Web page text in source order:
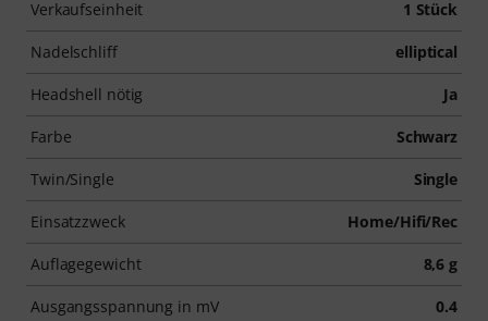
Verkaufseinheit 1 Stück
Nadelschliff elliptical
Headshell nötig Ja
Farbe Schwarz
Twin/Single Single
Einsatzzweck Home/Hifi/Rec
Auflagegewicht 8,6 g
Ausgangsspannung in mV 0.4